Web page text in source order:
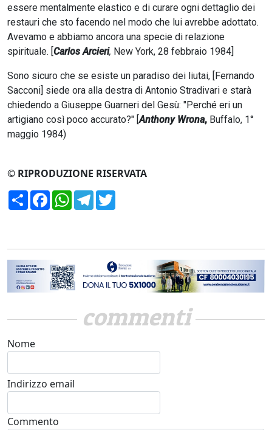
essere mentalmente elastico e di curare ogni dettaglio dei
restauri che sto facendo nel modo che lui avrebbe adottato.
Avevamo e abbiamo ancora una specie di relazione
spirituale. [ Carlos Arcieri, New York, 28 febbraio 1984]
Sono sicuro che se esiste un paradiso dei liutai, [Fernando
Sacconi] siede ora alla destra di Antonio Stradivari e starà
chiedendo a Giuseppe Guarneri del Gesù: "Perché eri un
artigiano così poco accurato?" [Anthony Wrona, Buffalo, 1°
maggio 1984)
© RIPRODUZIONE RISERVATA
CondividiFacebookWhatsApp
Telegram
commenti
Nome
Indirizzo email
Commento